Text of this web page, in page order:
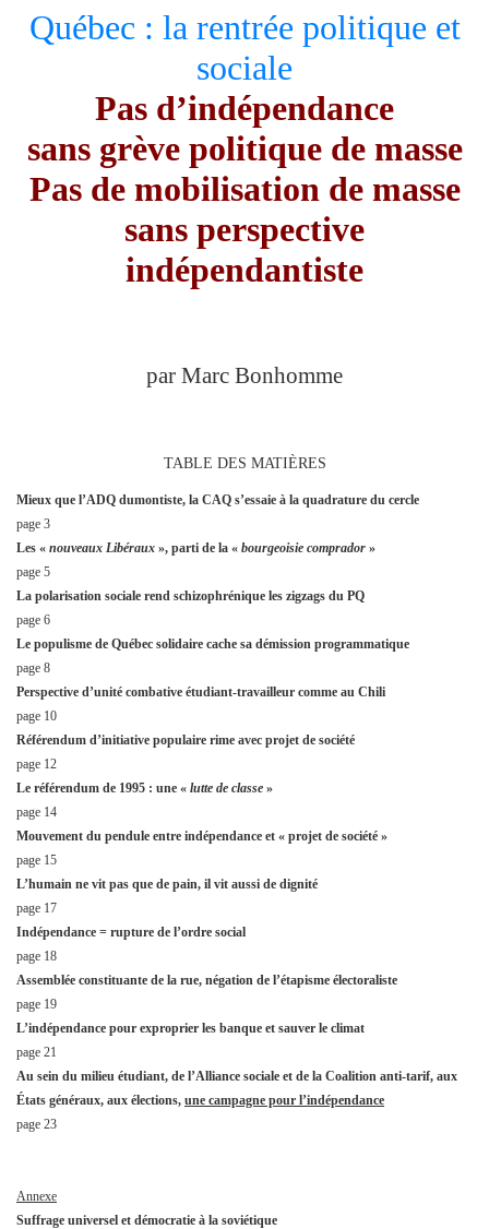
Québec : la rentrée politique et
sociale
Pas d’indépendance
sans grève politique de masse
Pas de mobilisation de masse
sans perspective
indépendantiste
par Marc Bonhomme
TABLE DES MATIÈRES
Mieux que l’ADQ dumontiste, la CAQ s’essaie à la quadrature du cercle
page 3
Les « nouveaux Libéraux », parti de la « bourgeoisie comprador »
page 5
La polarisation sociale rend schizophrénique les zigzags du PQ
page 6
Le populisme de Québec solidaire cache sa démission programmatique
page 8
Perspective d’unité combative étudiant-travailleur comme au Chili
page 10
Référendum d’initiative populaire rime avec projet de société
page 12
Le référendum de 1995 : une « lutte de classe »
page 14
Mouvement du pendule entre indépendance et « projet de société »
page 15
L’humain ne vit pas que de pain, il vit aussi de dignité
page 17
Indépendance = rupture de l’ordre social
page 18
Assemblée constituante de la rue, négation de l’étapisme électoraliste
page 19
L’indépendance pour exproprier les banque et sauver le climat
page 21
Au sein du milieu étudiant, de l’Alliance sociale et de la Coalition anti-tarif, aux
États généraux, aux élections, une campagne pour l’indépendance
page 23
Annexe
Suffrage universel et démocratie à la soviétique